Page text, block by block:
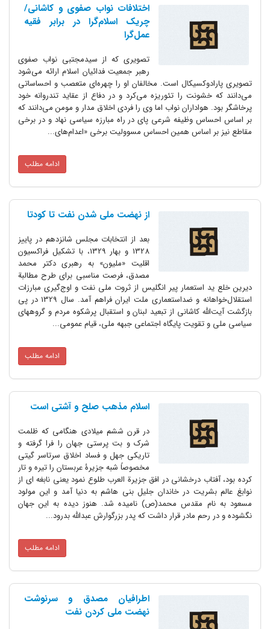
اختلافات نواب صفوی و کاشانی/
چریک اسلام‌گرا در برابر فقیه
عمل‌گرا
تصویری که از سیدمجتبی نواب صفوی
رهبر جمعیت فدائیان اسلام ارائه می‌شود
تصویری پارادوکسیکال است. مخالفان او را چهره‌ای متعصب و احساساتی
می‌دانند که خشونت را تئوریزه می‌کرد و در دفاع از عقاید تندروانه خود
پرخاشگر بود. هواداران نواب اما وی را فردی اخلاق مدار و مومن می‌دانند که
بر اساس احساس وظیفه شرعی پای در راه مبارزه سیاسی نهاد و در برخی
مقاطع نیز بر اساس همین احساس مسوولیت برخی «اعدام‌های...
ادامه مطلب
از نهضت ملی شدن نفت تا کودتا
بعد از انتخابات مجلس شانزدهم در پاییز
1328 و بهار 1329، با تشکیل فراکسیون
اقلیت «ملیون‌» به رهبری دکتر محمد
مصدق‌، فرصت مناسبی برای طرح مطالبة
دیرین خلع ید استعمار پیر انگلیس از ثروت ملی نفت و اوج‌گیری مبارزات
استقلال‌خواهانه و ضداستعماری ملت ایران فراهم آمد. سال 1329 در پی
بازگشت آیت‌الله کاشانی از تبعید لبنان و استقبال پرشکوه مردم و گروههای
سیاسی ملی و تقویت پایگاه اجتماعی جبهه ملی‌، قیام عمومی...
ادامه مطلب
اسلام مذهب صلح و آشتی است
در قرن ششم میلادی هنگامی که ظلمت
شرک و بت پرستی جهان را فرا گرفته و
تاریکی جهل و فساد اخلاق سرتاسر گیتی
مخصوصاً شبه جزیرۀ عربستان را تیره و تار
کرده بود، آفتاب درخشانی در افق جزیرة العرب طلوع نمود یعنی نابغه ای از
نوابغ عالم بشریت در خاندان جلیل بنی هاشم به دنیا آمد و این مولود
مسعود به نام مقدس محمد(ص) نامیده شد. هنوز دیده به این جهان
نگشوده و در رحم مادر قرار داشت که پدر بزرگوارش عبدالله بدرود...
ادامه مطلب
اطرافیان مصدق و سرنوشت
نهضت ملی کردن نفت